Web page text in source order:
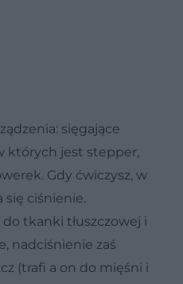
sięgające
których jest stepper,
Gdy ćwiczysz, w
się ciśnienie.
tkanki tłuszczowej i
nadciśnienie zaś
(trafi a on do mięśni i